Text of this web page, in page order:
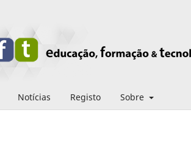
Notícias Registo Sobre